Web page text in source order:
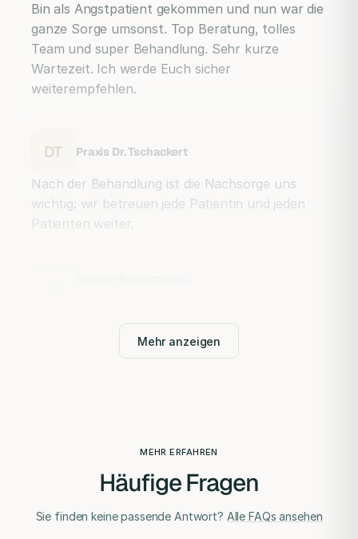
Bin als Angstpatient gekommen und nun war die
ganze Sorge umsonst. Top Beratung, tolles
Team und super Behandlung. Sehr kurze
Wartezeit. Ich werde Euch sicher
weiterempfehlen.
DT Praxis Dr. Tschackert
Nach der Behandlung ist die Nachsorge uns
wichtig: wir betreuen jede Patientin und jeden
Patienten weiter.
Mehr anzeigen
MEHR ERFAHREN
Häufige Fragen
Sie finden keine passende Antwort? Alle FAQs ansehen